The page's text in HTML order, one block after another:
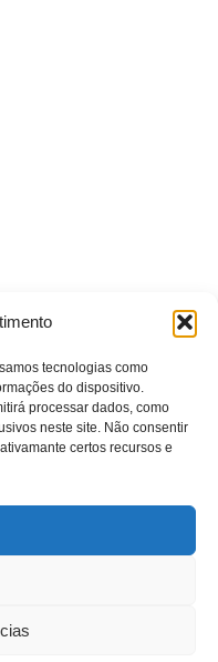
tecnologias como
do dispositivo.
processar dados, como
neste site. Não consentir
certos recursos e
Direitos Reservados - 2018 -